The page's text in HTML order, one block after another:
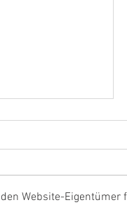
Website-Eigentümer